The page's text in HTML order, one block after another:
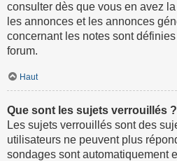
consulter dès que vous en avez
les annonces et les annonces
concernant les notes sont
forum.
Haut
Que sont les sujets verrouillés ?
Les sujets verrouillés sont des
utilisateurs ne peuvent plus
sondages sont automatiquement